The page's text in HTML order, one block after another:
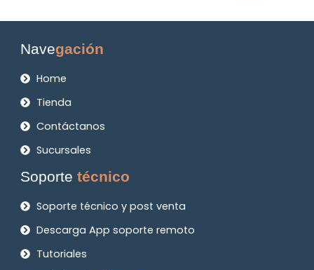
Navegación
Home
Tienda
Contáctanos
Sucursales
Soportetécnico
Soporte técnico y post venta
Descarga App soporte remoto
Tutoriales